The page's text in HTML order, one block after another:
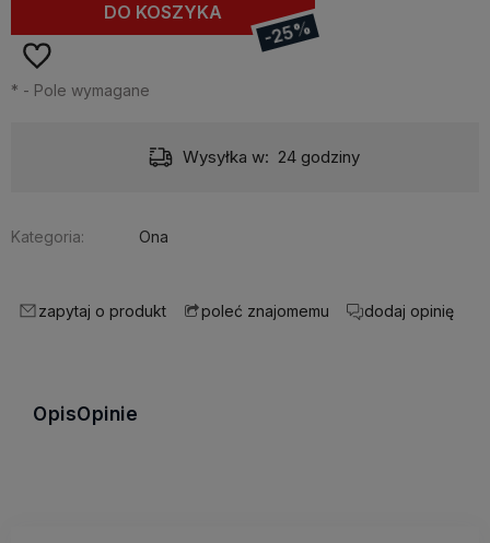
DO KOSZYKA
-25%
* - Pole wymagane
Wysyłka w: 24 godziny
Kategoria: Ona
zapytaj o produkt poleć znajomemu dodaj opinię
OpisOpinie